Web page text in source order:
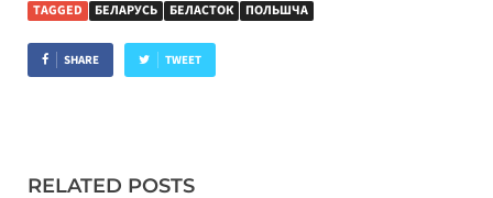
TAGGED БЕЛАРУСЬ БЕЛАСТОК ПОЛЬШЧА
SHARE TWEET
RELATED POSTS